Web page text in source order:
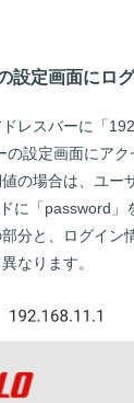
設定画面にロ
ドレスバーに「
設定画面にアク
の場合は、ユー
に「password」
分と、ログイン
なります。